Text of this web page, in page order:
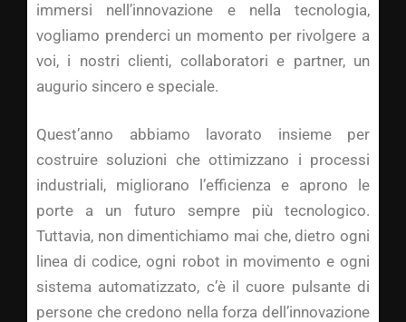
immersi nell’innovazione e nella tecnologia,
vogliamo prenderci un momento per rivolgere a
voi, i nostri clienti, collaboratori e partner, un
augurio sincero e speciale.
Quest’anno abbiamo lavorato insieme per
costruire soluzioni che ottimizzano i processi
industriali, migliorano l’efficienza e aprono le
porte a un futuro sempre più tecnologico.
Tuttavia, non dimentichiamo mai che, dietro ogni
linea di codice, ogni robot in movimento e ogni
sistema automatizzato, c’è il cuore pulsante di
persone che credono nella forza dell’innovazione